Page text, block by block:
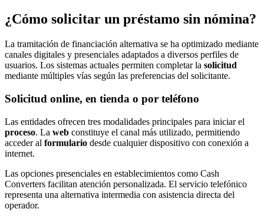
¿Cómo solicitar un préstamo sin nómina?
La tramitación de financiación alternativa se ha optimizado mediante
canales digitales y presenciales adaptados a diversos perfiles de
usuarios. Los sistemas actuales permiten completar la solicitud
mediante múltiples vías según las preferencias del solicitante.
Solicitud online, en tienda o por teléfono
Las entidades ofrecen tres modalidades principales para iniciar el
proceso. La web constituye el canal más utilizado, permitiendo
acceder al formulario desde cualquier dispositivo con conexión a
internet.
Las opciones presenciales en establecimientos como Cash
Converters facilitan atención personalizada. El servicio telefónico
representa una alternativa intermedia con asistencia directa del
operador.